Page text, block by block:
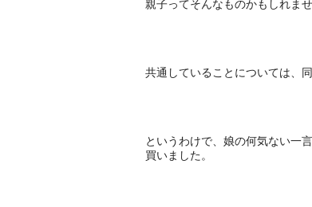
親子ってそんなものかもしれませ
共通していることについては、
というわけで、娘の何気ない一
買いました。